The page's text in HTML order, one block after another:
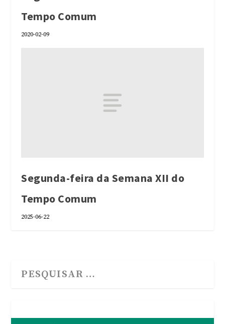
Tempo Comum
2020-02-09
Segunda-feira da Semana XII do
Tempo Comum
2025-06-22